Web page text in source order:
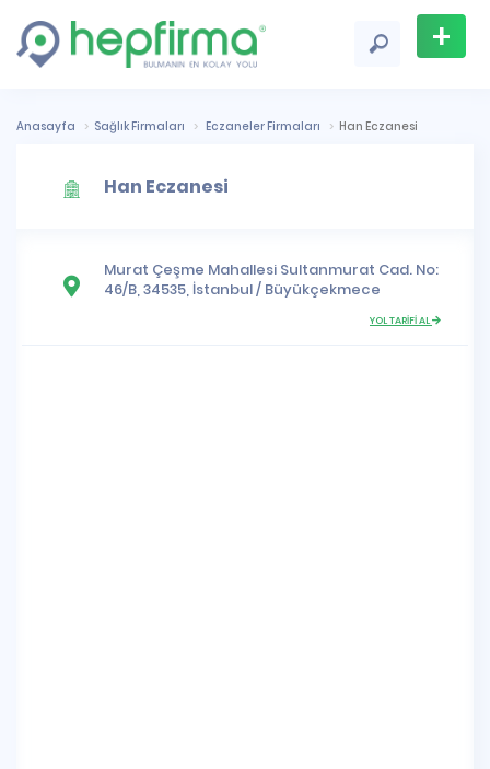
+
Anasayfa Sağlık Firmaları Eczaneler Firmaları Han Eczanesi
Han Eczanesi
Murat Çeşme Mahallesi Sultanmurat Cad. No:
46/B, 34535, İstanbul/ Büyükçekmece
YOL TARİFİ AL